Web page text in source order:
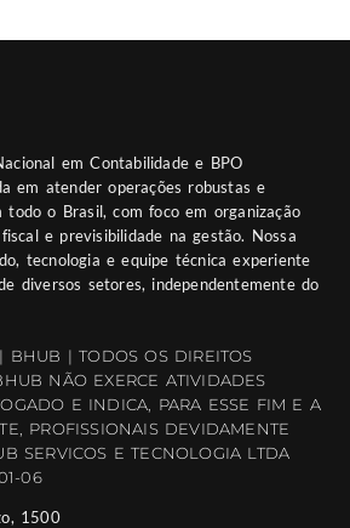
em Contabilidade e BPO
em atender operações robustas e
todo o Brasil, com foco em organização
e previsibilidade na gestão. Nossa
tecnologia e equipe técnica experiente
diversos setores, independentemente do
BHUB | TODOS OS DIREITOS
NÃO EXERCE ATIVIDADES
E INDICA, PARA ESSE FIM E A
PROFISSIONAIS DEVIDAMENTE
SERVICOS E TECNOLOGIA LTDA
06
1500